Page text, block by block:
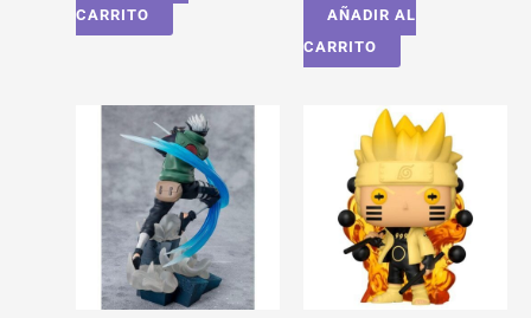
CARRITO
AÑADIR AL
CARRITO